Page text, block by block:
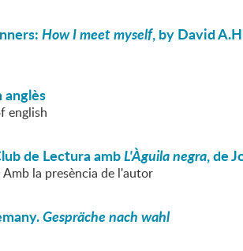
How I meet myself, by David
anglès
english
de Lectura ambL'Àguila negra, de
la presència de l'autor
Gespräche nach wahl